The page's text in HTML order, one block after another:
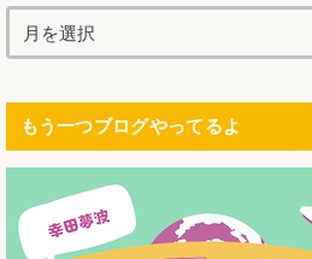
もう一つブログやってるよ